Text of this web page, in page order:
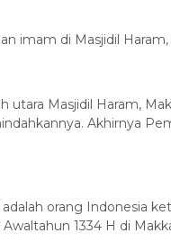
imam di Masjidil Haram,
utara Masjidil Haram,
Akhirnya
orang Indonesia
1334 H di